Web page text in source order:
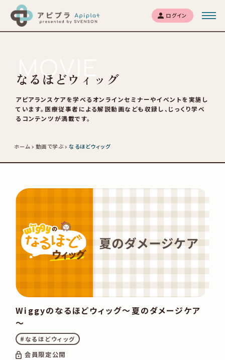
ログイン
なるほどウィッグ
MOVIE
アピアランスケアを学べるオンラインセミナーやイベントを実施し
ています。医療従事者による解説動画なども収録し、じっくり学べ
るコンテンツが満載です。
ホーム 動画で学ぶ なるほどウィッグ
Wiggyのなるほどウィッグ～夏のダメージケア
～
#なるほどウィッグ
会員限定公開